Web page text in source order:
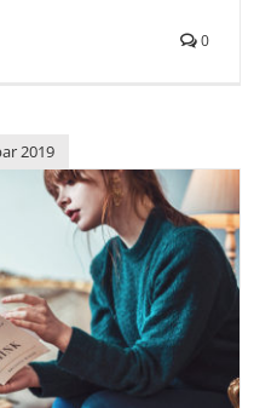
0
2019
donosi pozitivne rezultate